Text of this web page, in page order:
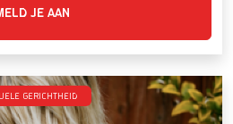
JE AAN
gerichtheid